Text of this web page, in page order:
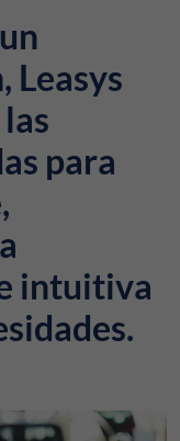
Leasys
para
intuitiva